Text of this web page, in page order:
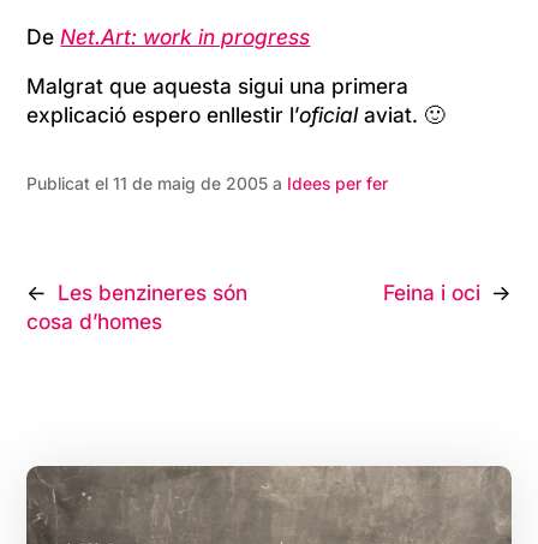
DeNet.Art: work in progress
Malgrat que aquesta sigui una primera
explicació espero enllestir l’oficialaviat. 🙂
Publicat el 11 de maig de 2005 a Idees per fer
Navegació
d'entrades
Les benzineres són
cosa d’homes
Feina i oci